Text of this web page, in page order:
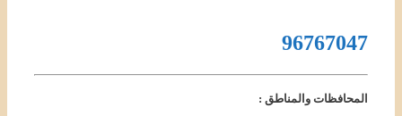
96767047
المحافظات والمناطق :